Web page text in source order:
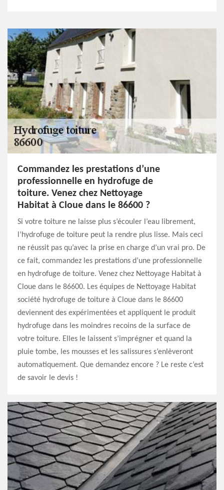
Commandez les prestations d’une
professionnelle en hydrofuge de
toiture. Venez chez Nettoyage
Habitat à Cloue dans le 86600 ?
Si votre toiture ne laisse plus s’écouler l’eau librement,
l’hydrofuge de toiture peut la rendre plus lisse. Mais ceci
ne réussit pas qu’avec la prise en charge d’un vrai pro. De
ce fait, commandez les prestations d’une professionnelle
en hydrofuge de toiture. Venez chez Nettoyage Habitat à
Cloue dans le 86600. Les équipes de Nettoyage Habitat
société hydrofuge de toiture à Cloue dans le 86600
deviennent des expérimentées et appliquent le produit
hydrofuge dans les moindres recoins de la surface de
votre toiture. Elles le laissent s’imprégner et quand la
pluie tombe, les mousses et les salissures s’enlèveront
automatiquement. Que demandez encore ? Le reste c’est
de savoir le devis !